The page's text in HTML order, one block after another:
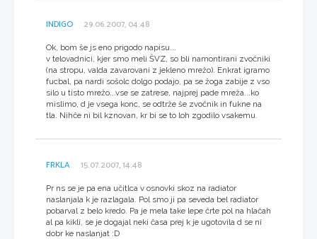
INDIGO 29.06.2007, 04:48
Ok, bom še js eno prigodo napisu...
v telovadnici, kjer smo meli ŠVZ, so bli namontirani zvočniki
(na stropu, valda zavarovani z jekleno mrežo). Enkrat igramo
fucbal, pa nardi sošolc dolgo podajo, pa se žoga zabije z vso
silo u tisto mrežo...vse se zatrese, najprej pade mreža...ko
mislimo, d je vsega konc, se odtrže še zvočnik in fukne na
tla. Nihče ni bil kznovan, kr bi se to loh zgodilo vsakemu.
FRKLA 15.07.2007, 14:48
Pr ns se je pa ena učitlca v osnovki skoz na radiator
naslanjala k je razlagala. Pol smo ji pa seveda bel radiator
pobarval z belo kredo. Pa je mela take lepe črte pol na hlačah
al pa kikli, se je dogajal neki časa prej k je ugotovila d se ni
dobr ke naslanjat :D